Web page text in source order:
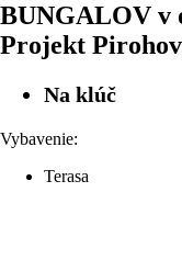
BUNGALOV v
Projekt
Na klúč
Vybavenie:
Terasa